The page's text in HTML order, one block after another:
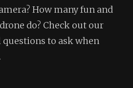
How many fun and
do? Check out our
questions to ask when